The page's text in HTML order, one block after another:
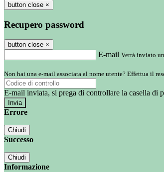
button close ×
Recupero password
button close ×
E-mail Verrà inviato
Non hai una e-mail associata al nome utente? Effettua il
E-mail inviata, si prega di controllare la casella di
Errore
Chiudi
Successo
Chiudi
Informazione